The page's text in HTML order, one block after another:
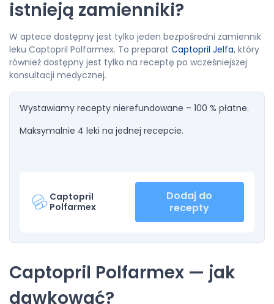
istnieją zamienniki?
W aptece dostępny jest tylko jeden bezpośredni zamiennik
leku Captopril Polfarmex. To preparat Captopril Jelfa, który
również dostępny jest tylko na receptę po wcześniejszej
konsultacji medycznej.
Wystawiamy recepty nierefundowane – 100 % płatne.
Maksymalnie 4 leki na jednej recepcie.
Captopril
Polfarmex
Dodaj do
recepty
Captopril Polfarmex — jak
dawkować?